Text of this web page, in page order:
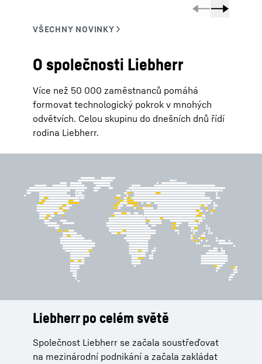
O společnosti Liebherr
Více než 50 000 zaměstnanců pomáhá
formovat technologický pokrok v mnohých
odvětvích. Celou skupinu do dnešních dnů řídí
rodina Liebherr.
Liebherr po celém světě
Společnost Liebherr se začala soustřeďovat
na mezinárodní podnikání a začala zakládat
Služby
Vedle vysoce kvalitních produktů společnosti
Liebherr svým zákazníkům nabízí individuálně
Historie
Hans Liebherr vynalezl věžový otočný jeřáb
v roce 1949, čímž položil základy k úspěchu